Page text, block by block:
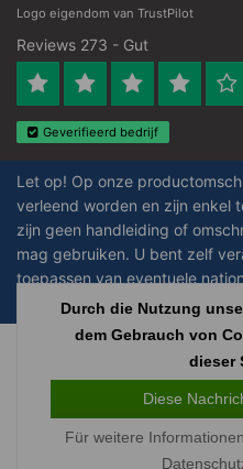
Logo eigendom van TrustPilot
Reviews 273 - Gut
Geverifieerd bedrijf
Let op! Op onze
verleend worden en zijn enkel
zijn geen handleiding of
mag gebruiken. U bent zelf
toepassen van eventuele
omtrent het gebruik van
InStijl
Durch die Nutzung
dem Gebrauch von
dieser
Diese
Für weitere